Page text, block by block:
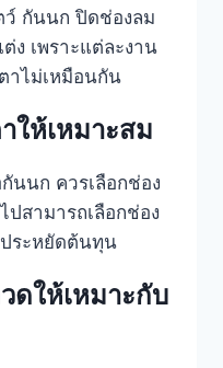
ว์ กันนก ปิดช่องลม
ง เพราะแต่ละงาน
าไม่เหมือนกัน
ให้เหมาะสม
นนก ควรเลือกช่อง
ปสามารถเลือกช่อง
ประหยัดต้นทุน
ดให้เหมาะกับ